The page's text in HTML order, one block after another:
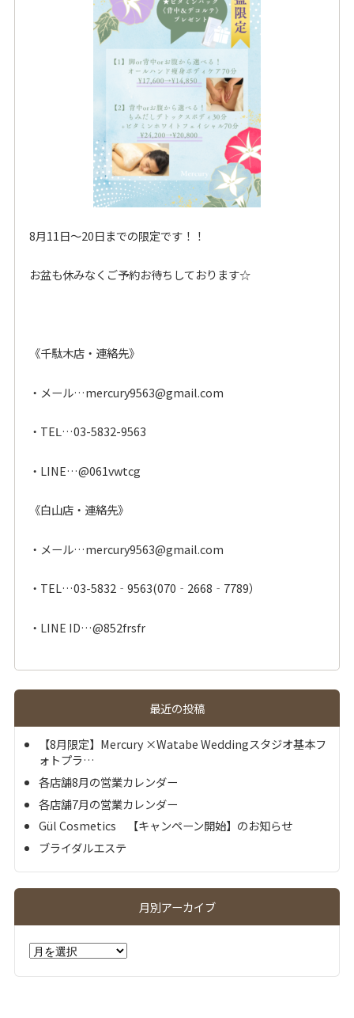
8月11日～20日までの限定です！！
お盆も休みなくご予約お待ちしております☆
《千駄木店・連絡先》
・メール…mercury9563@gmail.com
・TEⅬ…03-5832-9563
・ LINE…@061vwtcg
《白山店・連絡先》
・メール…mercury9563@gmail.com
・TEL…03-5832‐9563(070‐2668‐7789）
・LINE ID…@852frsfr
最近の投稿
【8月限定】Mercury ×Watabe Weddingスタジオ基本フ
ォトプラ…
各店舗8月の営業カレンダー
各店舗7月の営業カレンダー
Gül Cosmetics 【キャンペーン開始】のお知らせ
ブライダルエステ
月別アーカイブ